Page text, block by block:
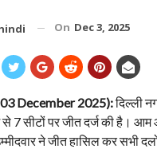
On Dec 3, 2025
December 2025):दिल्ली
7 सीटों पर जीत दर्ज की है। आम
ने जीत हासिल कर सभी